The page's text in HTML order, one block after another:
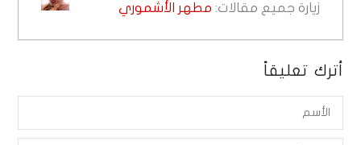
زيارة جميع مقالات: مطهر الأشموري
أترك تعليقاً